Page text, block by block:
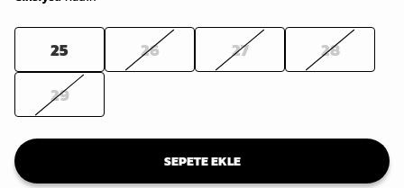
25 26 27
28
29
SEPETE EKLE